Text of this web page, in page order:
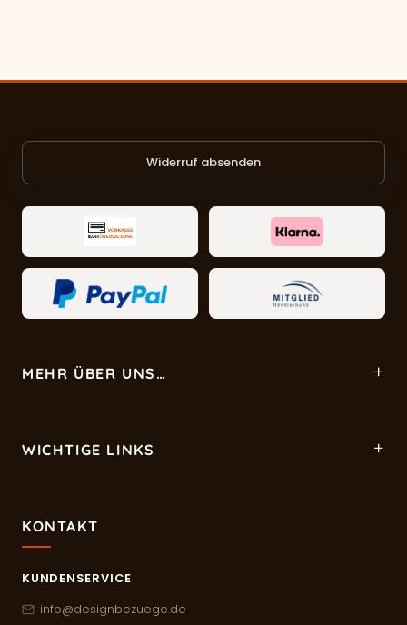
Widerruf absenden
MEHR ÜBER UNS…
WICHTIGE LINKS
KONTAKT
KUNDENSERVICE
info@designbezuege.de